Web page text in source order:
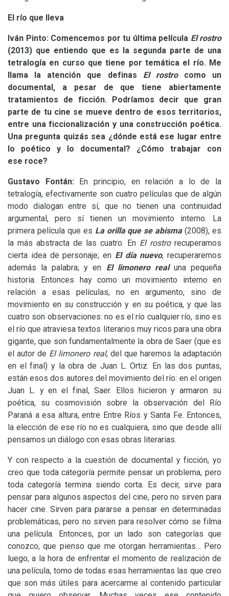
El río que lleva
Iván Pinto: Comencemos por tu última película El rostro
(2013) que entiendo que es la segunda parte de una
tetralogía en curso que tiene por temática el río. Me
llama la atención que definas El rostrocomo un
documental, a pesar de que tiene abiertamente
tratamientos de ficción. Podríamos decir que gran
parte de tu cine se mueve dentro de esos territorios,
entre una ficcionalización y una construcción poética.
Una pregunta quizás sea ¿dónde está ese lugar entre
lo poético y lo documental? ¿Cómo trabajar con
ese roce?
Gustavo Fontán: En principio, en relación a lo de la
tetralogía, efectivamente son cuatro películas que de algún
modo dialogan entre sí, que no tienen una continuidad
argumental, pero sí tienen un movimiento interno. La
primera película que es La orilla que se abisma(2008), es
la más abstracta de las cuatro. En El rostrorecuperamos
cierta idea de personaje; en El día nuevo, recuperaremos
además la palabra; y en El limonero realuna pequeña
historia. Entonces hay como un movimiento interno en
relación a esas películas, no en argumento, sino de
movimiento en su construcción y en su poética, y que las
cuatro son observaciones: no es el río cualquier río, sino es
el río que atraviesa textos literarios muy ricos para una obra
gigante, que son fundamentalmente la obra de Saer (que es
el autor de El limonero real, del que haremos la adaptación
en el final) y la obra de Juan L. Ortiz. En las dos puntas,
están esos dos autores del movimiento del río: en el origen
Juan L. y en el final, Saer. Ellos hicieron y armaron su
poética, su cosmovisión sobre la observación del Río
Paraná a esa altura, entre Entre Ríos y Santa Fe. Entonces,
la elección de ese río no es cualquiera, sino que desde allí
pensamos un diálogo con esas obras literarias.
Y con respecto a la cuestión de documental y ficción, yo
creo que toda categoría permite pensar un problema, pero
toda categoría termina siendo corta. Es decir, sirve para
pensar para algunos aspectos del cine, pero no sirven para
hacer cine. Sirven para pararse a pensar en determinadas
problemáticas, pero no sirven para resolver cómo se filma
una película. Entonces, por un lado son categorías que
conozco, que pienso que me otorgan herramientas… Pero
luego, a la hora de enfrentar el momento de realización de
una película, tomo de todas esas herramientas las que creo
que son más útiles para acercarme al contenido particular